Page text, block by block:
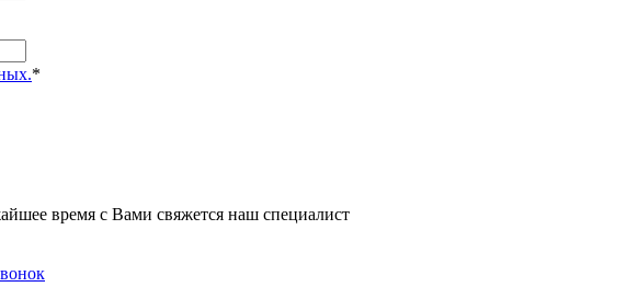
*
время с Вами свяжется наш специалист